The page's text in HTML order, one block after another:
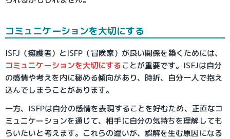
コミュニケーションを大切にする
ISFJ（擁護者）とISFP（冒険家）が良い関係を築くためには、
コミュニケーションを大切にすることが重要です。ISFJは自分
の感情や考えを内に秘める傾向があり、時折、自分一人で抱え
込んでしまうことがあります。
一方、ISFPは自分の感情を表現することを好むため、正直なコ
ミュニケーションを通じて、相手に自分の気持ちを理解しても
らいたいと考えます。これらの違いが、誤解を生む原因になる